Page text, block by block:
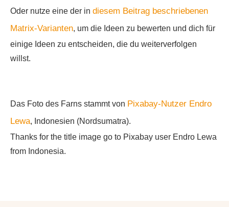
Oder nutze eine der in diesem Beitrag beschriebenen
Matrix-Varianten, um die Ideen zu bewerten und dich für
einige Ideen zu entscheiden, die du weiterverfolgen
willst.
Das Foto des Farns stammt von Pixabay-Nutzer Endro
Lewa, Indonesien (Nordsumatra).
Thanks for the title image go to Pixabay user Endro Lewa
from Indonesia.